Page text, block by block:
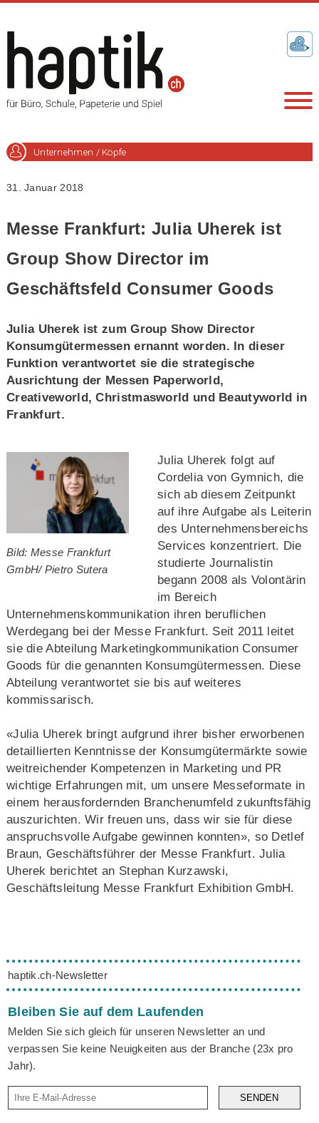
Unternehmen / Köpfe
31. Januar 2018
Messe Frankfurt: Julia Uherek ist
Group Show Director im
Geschäftsfeld Consumer Goods
Julia Uherek ist zum Group Show Director
Konsumgütermessen ernannt worden. In dieser
Funktion verantwortet sie die strategische
Ausrichtung der Messen Paperworld,
Creativeworld, Christmasworld und Beautyworld in
Frankfurt.
Bild: Messe Frankfurt
GmbH/ Pietro Sutera
Julia Uherek folgt auf
Cordelia von Gymnich, die
sich ab diesem Zeitpunkt
auf ihre Aufgabe als Leiterin
des Unternehmensbereichs
Services konzentriert. Die
studierte Journalistin
begann 2008 als Volontärin
im Bereich
Unternehmenskommunikation ihren beruflichen
Werdegang bei der Messe Frankfurt. Seit 2011 leitet
sie die Abteilung Marketingkommunikation Consumer
Goods für die genannten Konsumgütermessen. Diese
Abteilung verantwortet sie bis auf weiteres
kommissarisch.
«Julia Uherek bringt aufgrund ihrer bisher erworbenen
detaillierten Kenntnisse der Konsumgütermärkte sowie
weitreichender Kompetenzen in Marketing und PR
wichtige Erfahrungen mit, um unsere Messeformate in
einem herausfordernden Branchenumfeld zukunftsfähig
auszurichten. Wir freuen uns, dass wir sie für diese
anspruchsvolle Aufgabe gewinnen konnten», so Detlef
Braun, Geschäftsführer der Messe Frankfurt. Julia
Uherek berichtet an Stephan Kurzawski,
Geschäftsleitung Messe Frankfurt Exhibition GmbH.
haptik.ch-Newsletter
Bleiben Sie auf dem Laufenden
Melden Sie sich gleich für unseren Newsletter an und
verpassen Sie keine Neuigkeiten aus der Branche (23x pro
Jahr).
SENDEN